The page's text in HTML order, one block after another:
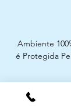
Ambiente
é Protegida
Métodos